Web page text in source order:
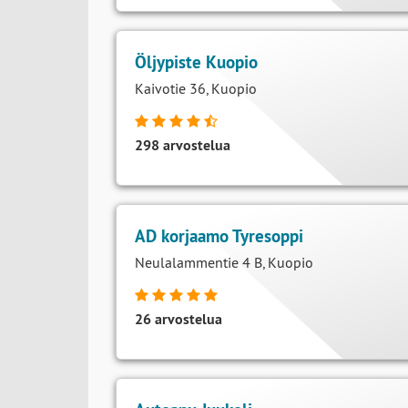
196 arvostelua
Öljypiste Kuopio
Kaivotie 36, Kuopio
298 arvostelua
AD korjaamo Tyresoppi
Neulalammentie 4 B, Kuopio
26 arvostelua